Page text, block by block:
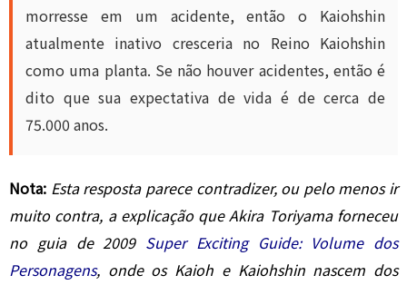
morresse em um acidente, então o Kaiohshin
atualmente inativo cresceria no Reino Kaiohshin
como uma planta. Se não houver acidentes, então é
dito que sua expectativa de vida é de cerca de
75.000 anos.
Nota: Esta resposta parece contradizer, ou pelo menos ir
muito contra, a explicação que Akira Toriyama forneceu
no guia de 2009 Super Exciting Guide: Volume dos
Personagens, onde os Kaioh e Kaiohshin nascem dos